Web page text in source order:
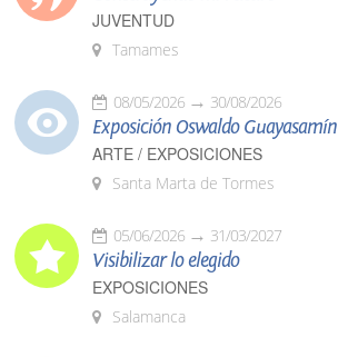
JUVENTUD
Tamames
08/05/2026 30/08/2026
Exposición Oswaldo Guayasamín
ARTE / EXPOSICIONES
Santa Marta de Tormes
05/06/2026 31/03/2027
Visibilizar lo elegido
EXPOSICIONES
Salamanca